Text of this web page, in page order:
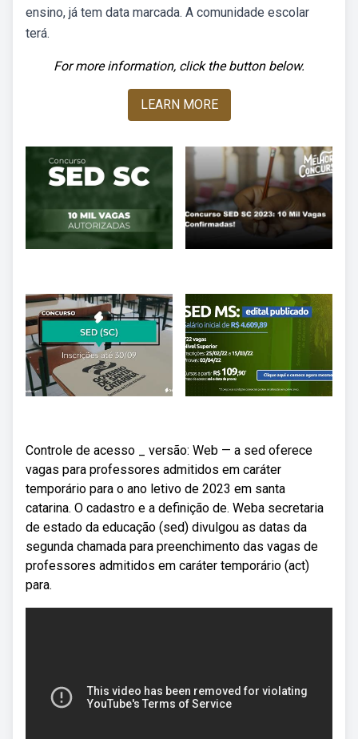
ensino, já tem data marcada. A comunidade escolar
terá.
For more information, click the button below.
LEARN MORE
Controle de acesso _ versão: Web — a sed oferece
vagas para professores admitidos em caráter
temporário para o ano letivo de 2023 em santa
catarina. O cadastro e a definição de. Weba secretaria
de estado da educação (sed) divulgou as datas da
segunda chamada para preenchimento das vagas de
professores admitidos em caráter temporário (act)
para.